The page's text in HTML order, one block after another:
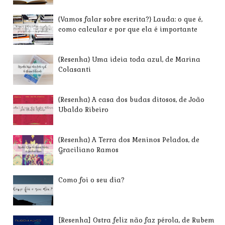
{Vamos falar sobre escrita?} Lauda: o que é,
como calcular e por que ela é importante
{Resenha} Uma ideia toda azul, de Marina
Colasanti
{Resenha} A casa dos budas ditosos, de João
Ubaldo Ribeiro
{Resenha} A Terra dos Meninos Pelados, de
Graciliano Ramos
Como foi o seu dia?
[Resenha] Ostra feliz não faz pérola, de Rubem